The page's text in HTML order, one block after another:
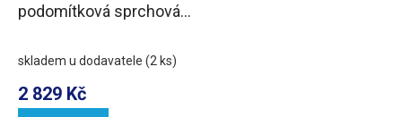
podomítková sprchová
skladem u dodavatele (2 ks)
2 829 Kč